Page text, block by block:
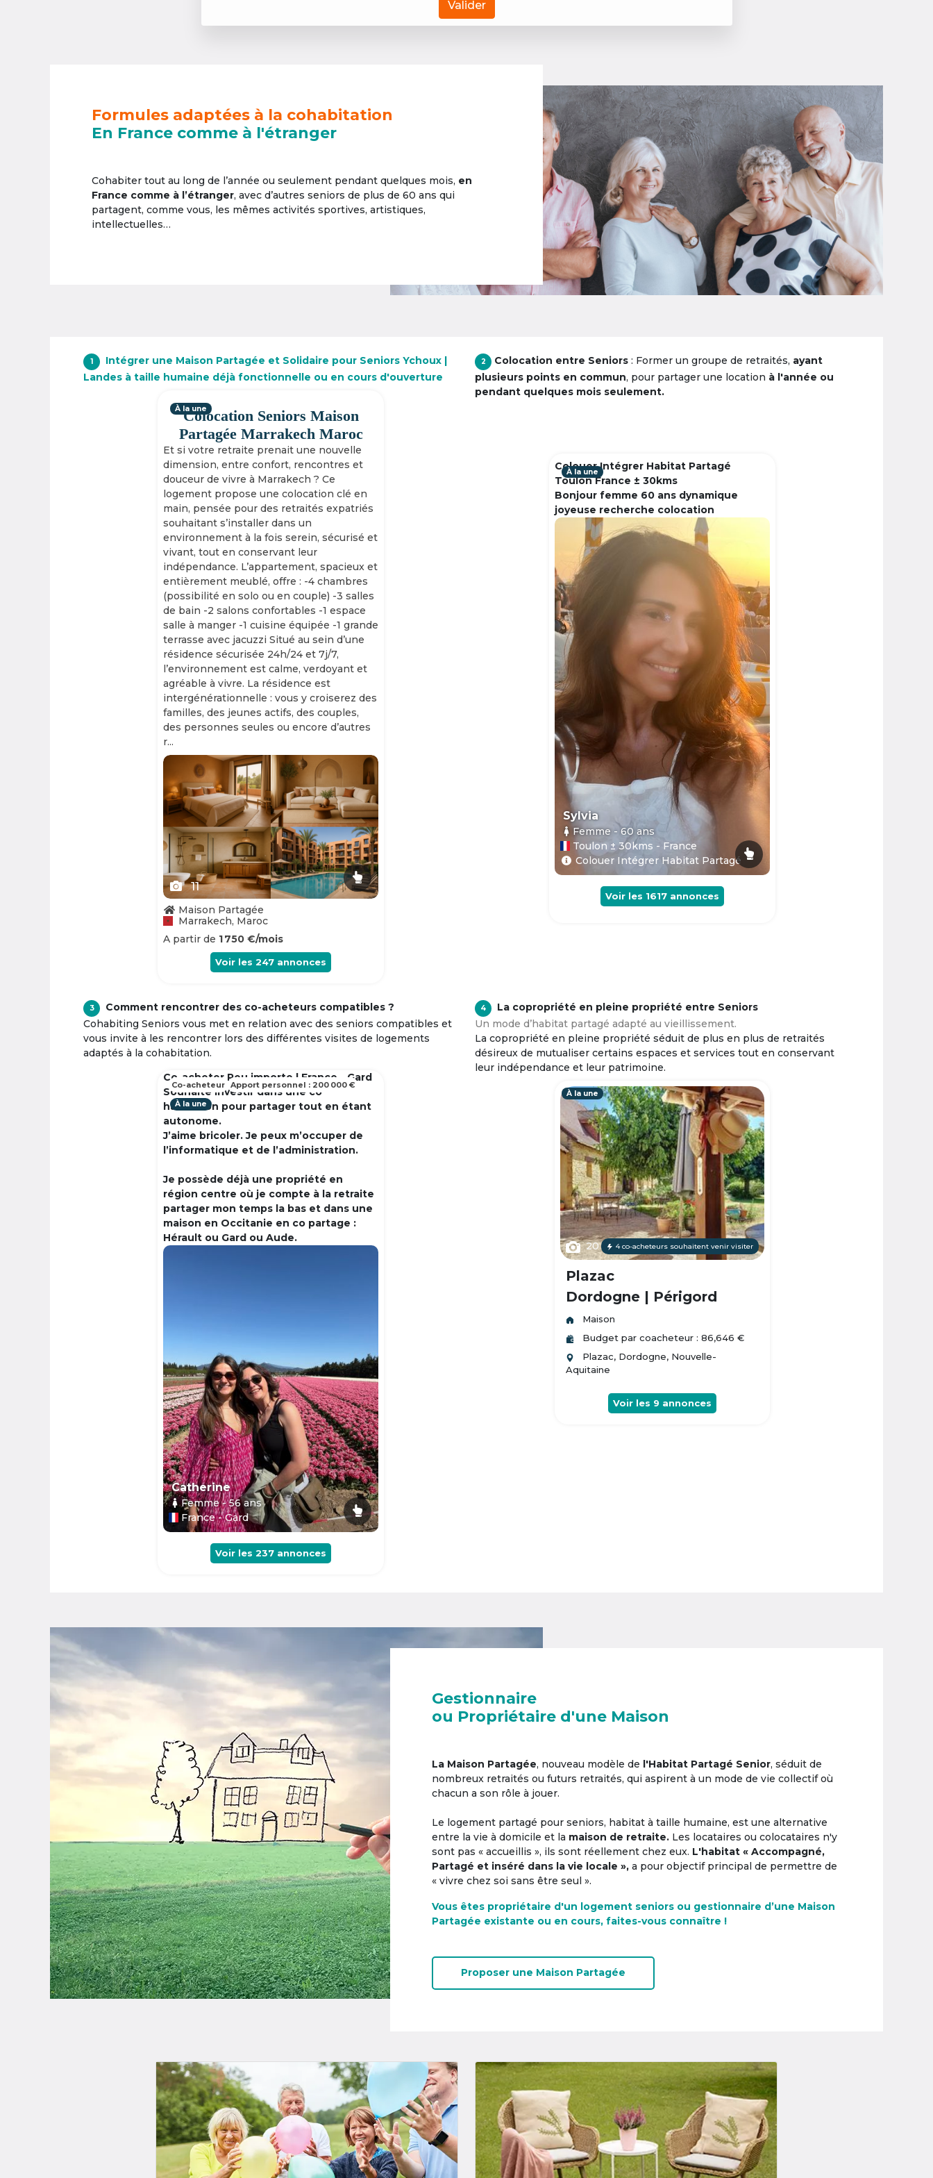
Valider
Formules adaptées à la cohabitation
En France comme à l'étranger
Cohabiter tout au long de l’année ou seulement pendant quelques mois, en
France comme à l’étranger, avec d’autres seniors de plus de 60 ans qui
partagent, comme vous, les mêmes activités sportives, artistiques,
intellectuelles…
1
Intégrer une Maison Partagée et Solidaire pour Seniors Ychoux |
Landes à taille humaine déjà fonctionnelle ou en cours d'ouverture
Colocation Seniors Maison
Partagée Marrakech Maroc
Et si votre retraite prenait une nouvelle
dimension, entre confort, rencontres et
douceur de vivre à Marrakech ? Ce
logement propose une colocation clé en
main, pensée pour des retraités expatriés
souhaitant s’installer dans un
environnement à la fois serein, sécurisé et
vivant, tout en conservant leur
indépendance. L’appartement, spacieux et
entièrement meublé, offre : -4 chambres
(possibilité en solo ou en couple) -3 salles
de bain -2 salons confortables -1 espace
salle à manger -1 cuisine équipée -1 grande
terrasse avec jacuzzi Situé au sein d’une
résidence sécurisée 24h/24 et 7j/7,
l’environnement est calme, verdoyant et
agréable à vivre. La résidence est
intergénérationnelle : vous y croiserez des
familles, des jeunes actifs, des couples,
des personnes seules ou encore d’autres
r...
À la une
Slide 1 of 11
11
Maison Partagée
Marrakech, Maroc
A partir de 1 750 €/mois
Voir les 247 annonces
2 Colocation entre Seniors : Former un groupe de retraités, ayant
plusieurs points en commun, pour partager une location à l'année ou
pendant quelques mois seulement.
Colouer Intégrer Habitat Partagé
Toulon France ± 30kms
Bonjour femme 60 ans dynamique
joyeuse recherche colocation
À la une
Sylvia
Femme - 60ans
Toulon ± 30kms - France
Colouer Intégrer Habitat Partagé
Voir les 1617 annonces
3
Comment rencontrer des co-acheteurs compatibles ?
Cohabiting Seniors vous met en relation avec des seniors compatibles et
vous invite à les rencontrer lors des différentes visites de logements
adaptés à la cohabitation.
Co-acheter Peu importe | France - Gard
Souhaite investir dans une co
habitation pour partager tout en étant
autonome.
J’aime bricoler. Je peux m’occuper de
l’informatique et de l’administration.
Je possède déjà une propriété en
région centre où je compte à la retraite
partager mon temps la bas et dans une
maison en Occitanie en co partage :
Hérault ou Gard ou Aude.
À la une
Catherine
Femme- 56ans
France - Gard
Co-acheteur Apport personnel : 200 000 €
Voir les 237 annonces
4
La copropriété en pleine propriété entre Seniors
Un mode d’habitat partagé adapté au vieillissement.
La copropriété en pleine propriété séduit de plus en plus de retraités
désireux de mutualiser certains espaces et services tout en conservant
leur indépendance et leur patrimoine.
À la une
20 4 co-acheteurs souhaitent venir visiter
Plazac
Dordogne | Périgord
Maison
Budget par coacheteur : 86,646 €
Plazac, Dordogne, Nouvelle-
Aquitaine
Voir les 9 annonces
Gestionnaire
ou Propriétaire d'une Maison
La Maison Partagée, nouveau modèle de l'Habitat Partagé Senior, séduit de
nombreux retraités ou futurs retraités, qui aspirent à un mode de vie collectif où
chacun a son rôle à jouer.
Le logement partagé pour seniors, habitat à taille humaine, est une alternative
entre la vie à domicile et la maison de retraite. Les locataires ou colocataires n'y
sont pas « accueillis », ils sont réellement chez eux. L'habitat « Accompagné,
Partagé et inséré dans la vie locale », a pour objectif principal de permettre de
« vivre chez soi sans être seul ».
Vous êtes propriétaire d'un logement seniors ou gestionnaire d’une Maison
Partagée existante ou en cours, faites-vous connaître !
Proposer une Maison Partagée